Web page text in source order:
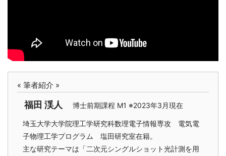
« 筆者紹介 »
福田 渓人 博士前期課程 M1 ※2023年3月現在
埼玉大学大学院理工学研究科数理電子情報専攻 電気電
子物理工学プログラム 塩田研究室在籍。
主な研究テーマは「二次元シングルショット光計測を用